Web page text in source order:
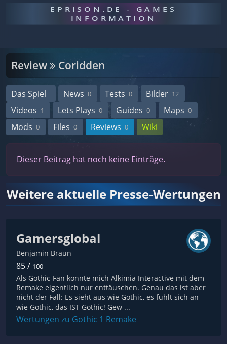
EPRISON.DE - GAMES
INFORMATION
Review Coridden
Das Spiel News 0 Tests 0 Bilder 12
Videos 1 Lets Plays 0 Guides 0 Maps 0
Mods 0 Files 0 Reviews 0 Wiki
Dieser Beitrag hat noch keine Einträge.
Weitere aktuelle Presse-Wertungen
Gamersglobal
Benjamin Braun
85 / 100
Als Gothic-Fan konnte mich Alkimia Interactive mit dem
Remake eigentlich nur enttäuschen. Genau das ist aber
nicht der Fall: Es sieht aus wie Gothic, es fühlt sich an
wie Gothic, das IST Gothic! Gew ...
Wertungen zu Gothic 1 Remake